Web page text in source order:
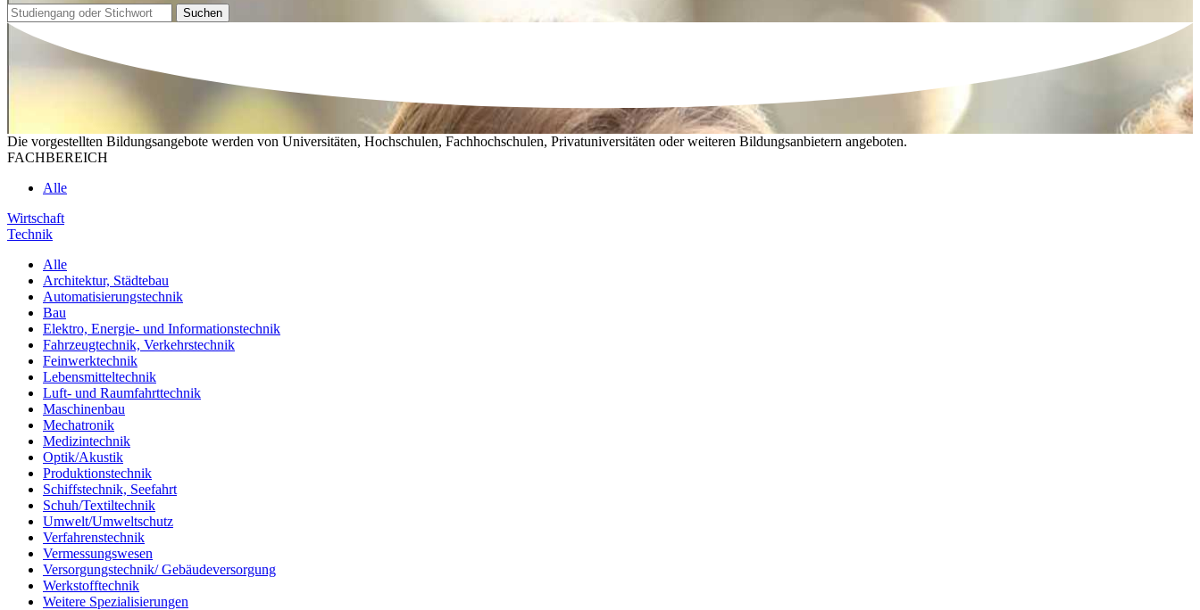
Suchen
Die vorgestellten Bildungsangebote werden von Universitäten, Hochschulen, Fachhochschulen, Privatuniversitäten oder weiteren Bildungsanbietern angeboten.
FACHBEREICH
Alle
Wirtschaft
Technik
Alle
Architektur, Städtebau
Automatisierungstechnik
Bau
Elektro, Energie- und Informationstechnik
Fahrzeugtechnik, Verkehrstechnik
Feinwerktechnik
Lebensmitteltechnik
Luft- und Raumfahrttechnik
Maschinenbau
Mechatronik
Medizintechnik
Optik/Akustik
Produktionstechnik
Schiffstechnik, Seefahrt
Schuh/Textiltechnik
Umwelt/Umweltschutz
Verfahrenstechnik
Vermessungswesen
Versorgungstechnik/ Gebäudeversorgung
Werkstofftechnik
Weitere Spezialisierungen